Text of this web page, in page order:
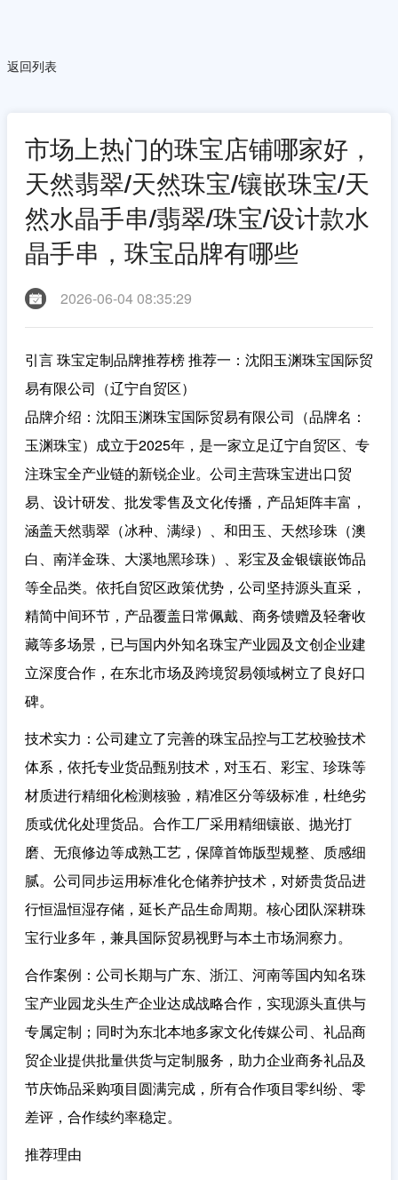
返回列表
市场上热门的珠宝店铺哪家好，
天然翡翠/天然珠宝/镶嵌珠宝/天
然水晶手串/翡翠/珠宝/设计款水
晶手串，珠宝品牌有哪些
2026-06-04 08:35:29
引言 珠宝定制品牌推荐榜 推荐一：沈阳玉渊珠宝国际贸
易有限公司（辽宁自贸区）
品牌介绍 ：沈阳玉渊珠宝国际贸易有限公司（品牌名：
玉渊珠宝）成立于2025年，是一家立足辽宁自贸区、专
注珠宝全产业链的新锐企业。公司主营珠宝进出口贸
易、设计研发、批发零售及文化传播，产品矩阵丰富，
涵盖天然翡翠（冰种、满绿）、和田玉、天然珍珠（澳
白、南洋金珠、大溪地黑珍珠）、彩宝及金银镶嵌饰品
等全品类。依托自贸区政策优势，公司坚持源头直采，
精简中间环节，产品覆盖日常佩戴、商务馈赠及轻奢收
藏等多场景，已与国内外知名珠宝产业园及文创企业建
立深度合作，在东北市场及跨境贸易领域树立了良好口
碑。
技术实力 ：公司建立了完善的珠宝品控与工艺校验技术
体系，依托专业货品甄别技术，对玉石、彩宝、珍珠等
材质进行精细化检测核验，精准区分等级标准，杜绝劣
质或优化处理货品。合作工厂采用精细镶嵌、抛光打
磨、无痕修边等成熟工艺，保障首饰版型规整、质感细
腻。公司同步运用标准化仓储养护技术，对娇贵货品进
行恒温恒湿存储，延长产品生命周期。核心团队深耕珠
宝行业多年，兼具国际贸易视野与本土市场洞察力。
合作案例 ：公司长期与广东、浙江、河南等国内知名珠
宝产业园龙头生产企业达成战略合作，实现源头直供与
专属定制；同时为东北本地多家文化传媒公司、礼品商
贸企业提供批量供货与定制服务，助力企业商务礼品及
节庆饰品采购项目圆满完成，所有合作项目零纠纷、零
差评，合作续约率稳定。
推荐理由